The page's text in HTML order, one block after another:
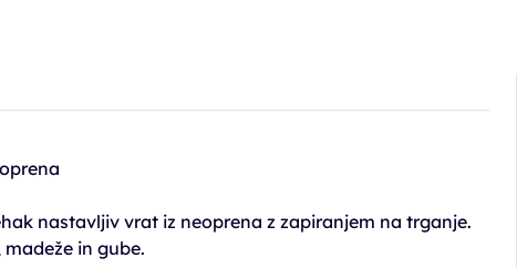
nastavljiv vrat iz neoprena z zapiranjem na trganje.
in gube.